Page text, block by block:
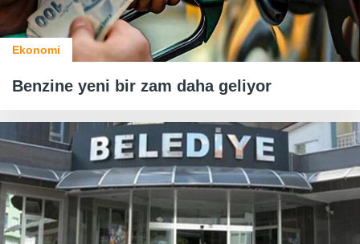
Ekonomi
Benzine yeni bir zam daha geliyor